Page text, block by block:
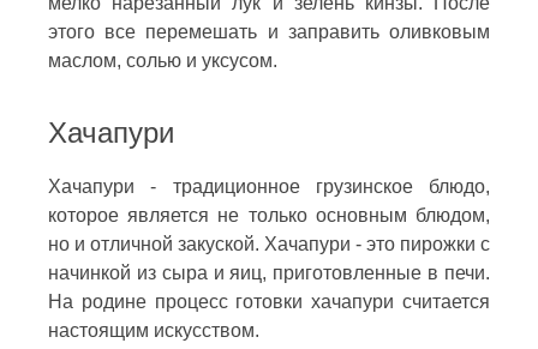
этого все перемешать и заправить оливковым
маслом, солью и уксусом.
Хачапури
Хачапури - традиционное грузинское блюдо,
которое является не только основным блюдом,
но и отличной закуской. Хачапури - это пирожки с
начинкой из сыра и яиц, приготовленные в печи.
На родине процесс готовки хачапури считается
настоящим искусством.